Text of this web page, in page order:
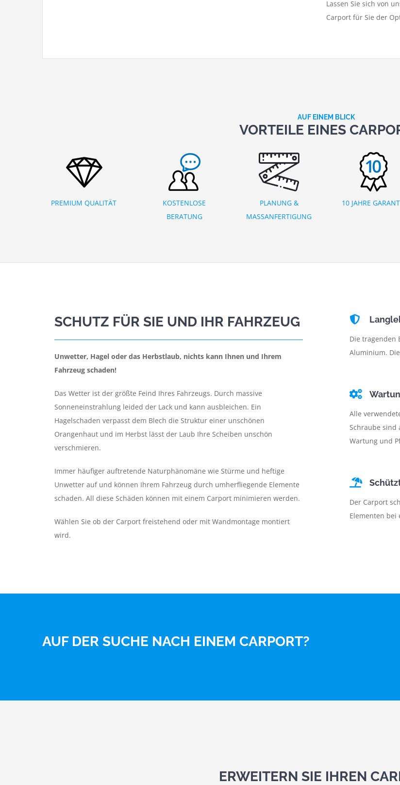
Lassen Sie sich von
Carport für Sie der
AUF EINEM BLICK
VORTEILE EINES
PREMIUM QUALITÄT
KOSTENLOSE
BERATUNG
PLANUNG &
MASSANFERTIGUNG
10 JAHRE
SCHUTZ FÜR SIE UND IHR FAHRZEUG
Unwetter, Hagel oder das Herbstlaub, nichts kann Ihnen und Ihrem
Fahrzeug schaden!
Das Wetter ist der größte Feind Ihres Fahrzeugs. Durch massive
Sonneneinstrahlung leided der Lack und kann ausbleichen. Ein
Hagelschaden verpasst dem Blech die Struktur einer unschönen
Orangenhaut und im Herbst lässt der Laub Ihre Scheiben unschön
verschmieren.
Immer häufiger auftretende Naturphänomäne wie Stürme und heftige
Unwetter auf und können Ihrem Fahrzeug durch umherfliegende Elemente
schaden. All diese Schäden können mit einem Carport minimieren werden.
Wählen Sie ob der Carport freistehend oder mit Wandmontage montiert
wird.
Die tragenden
Aluminium.
Alle
Schraube sind
Wartung und
Der Carport
Elementen bei
AUF DER SUCHE NACH EINEM CARPORT?
ERWEITERN SIE IHREN